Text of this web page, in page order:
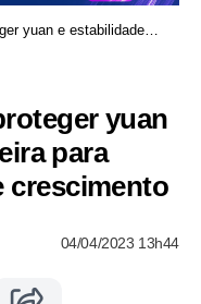
yuan e estabilidade
yuan
para
crescimento
04/04/2023 13h44